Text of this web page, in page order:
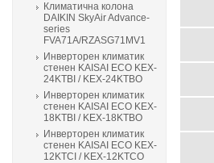
Климатична колона
DAIKIN SkyAir Advance-
series
FVA71A/RZASG71MV1
Инверторен климатик
стенен KAISAI ECO KEX-
24KTBI / KEX-24KTBO
Инверторен климатик
стенен KAISAI ECO KEX-
18KTBI / KEX-18KTBO
Инверторен климатик
стенен KAISAI ECO KEX-
12KTCI / KEX-12KTCO